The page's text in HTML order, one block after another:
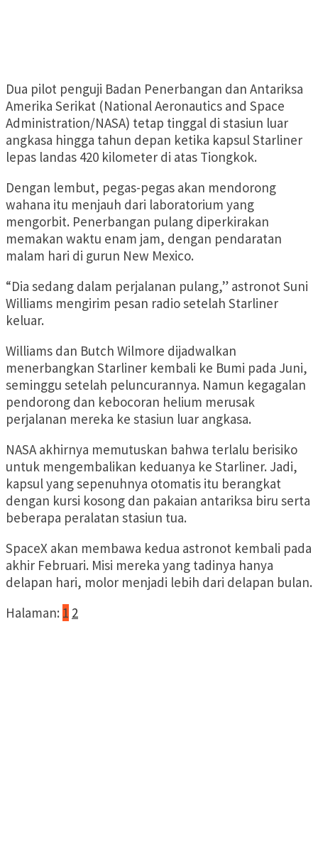
Dua pilot penguji Badan Penerbangan dan Antariksa
Amerika Serikat (National Aeronautics and Space
Administration/NASA) tetap tinggal di stasiun luar
angkasa hingga tahun depan ketika kapsul Starliner
lepas landas 420 kilometer di atas Tiongkok.
Dengan lembut, pegas-pegas akan mendorong
wahana itu menjauh dari laboratorium yang
mengorbit. Penerbangan pulang diperkirakan
memakan waktu enam jam, dengan pendaratan
malam hari di gurun New Mexico.
“Dia sedang dalam perjalanan pulang,” astronot Suni
Williams mengirim pesan radio setelah Starliner
keluar.
Williams dan Butch Wilmore dijadwalkan
menerbangkan Starliner kembali ke Bumi pada Juni,
seminggu setelah peluncurannya. Namun kegagalan
pendorong dan kebocoran helium merusak
perjalanan mereka ke stasiun luar angkasa.
NASA akhirnya memutuskan bahwa terlalu berisiko
untuk mengembalikan keduanya ke Starliner. Jadi,
kapsul yang sepenuhnya otomatis itu berangkat
dengan kursi kosong dan pakaian antariksa biru serta
beberapa peralatan stasiun tua.
SpaceX akan membawa kedua astronot kembali pada
akhir Februari. Misi mereka yang tadinya hanya
delapan hari, molor menjadi lebih dari delapan bulan.
Halaman: 1 2